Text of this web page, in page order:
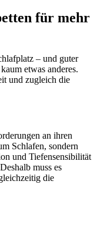
für mehr
– und guter
etwas anderes.
und zugleich die
an ihren
Schlafen, sondern
und Tiefensensibilität
muss es
die